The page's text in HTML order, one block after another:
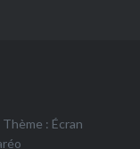
Thème : Écran